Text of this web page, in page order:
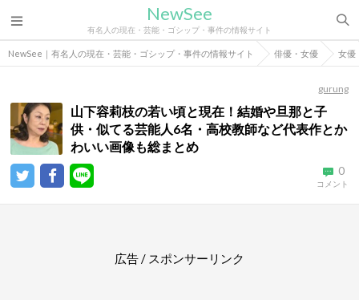
NewSee
有名人の現在・芸能・ゴシップ・事件の情報サイト
NewSee｜有名人の現在・芸能・ゴシップ・事件の情報サイト 俳優・女優 女優
gurung
山下容莉枝の若い頃と現在！結婚や旦那と子
供・似てる芸能人6名・高校教師など代表作とか
わいい画像も総まとめ
0
コメント
広告 / スポンサーリンク